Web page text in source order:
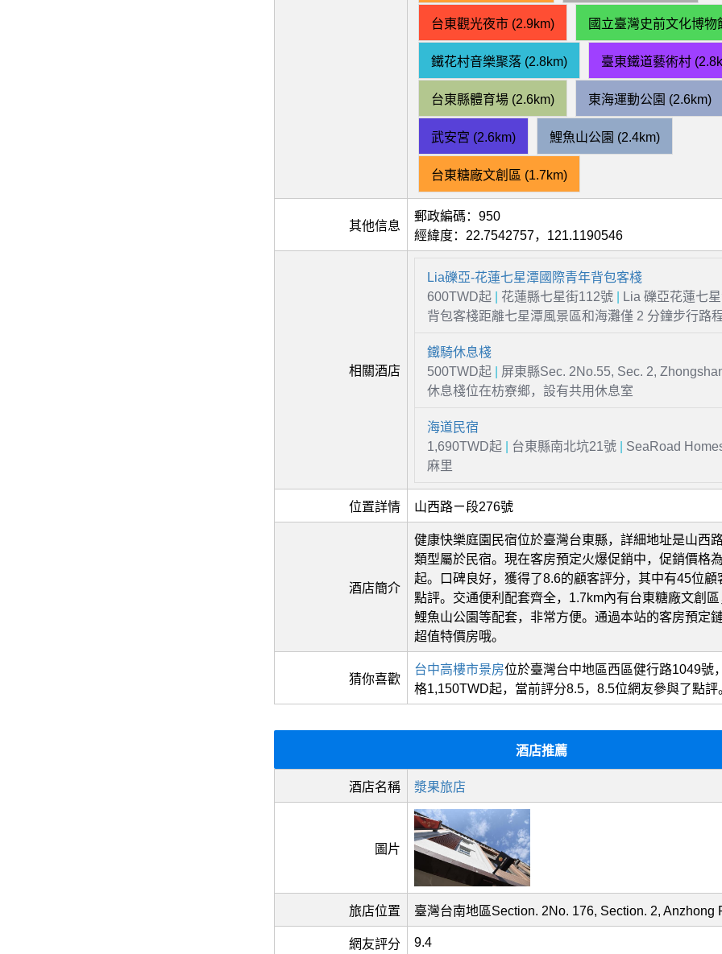
台東觀光夜市 (2.9km) 國立臺灣史前文化博物
鐵花村音樂聚落 (2.8km) 臺東鐵道藝術村
台東縣體育場 (2.6km) 東海運動公園 (2.6km)
武安宮 (2.6km) 鯉魚山公園 (2.4km)
台東糖廠文創區 (1.7km)
其他信息
郵政編碼：950
經緯度：22.7542757，121.1190546
相關酒店
Lia礫亞-花蓮七星潭國際青年背包客棧
600TWD起
花蓮縣七星街112號
Lia 礫亞花蓮七
背包客棧距離七星潭風景區和海灘僅 2 分鐘步行路
鐵騎休息棧
500TWD起
屏東縣Sec. 2No.55, Sec. 2,
休息棧位在枋寮鄉，設有共用休息室
海道民宿
1,690TWD起
台東縣南北坑21號
SeaRoad
麻里
位置詳情 山西路ㄧ段276號
酒店簡介
健康快樂庭園民宿位於臺灣台東縣，詳細地址是山西
類型屬於民宿。現在客房預定火爆促銷中，促銷價格
起。口碑良好，獲得了8.6的顧客評分，其中有45位顧
點評。交通便利配套齊全，1.7km內有台東糖廠文創
鯉魚山公園等配套，非常方便。通過本站的客房預定
超值特價房哦。
猜你喜歡
台中高樓市景房位於臺灣台中地區西區健行路1049號
格1,150TWD起，當前評分8.5，8.5位網友參與了點評
酒店推薦
酒店名稱 漿果旅店
圖片
旅店位置 臺灣台南地區Section. 2No. 176, Section. 2, Anzhong
網友評分 9.4